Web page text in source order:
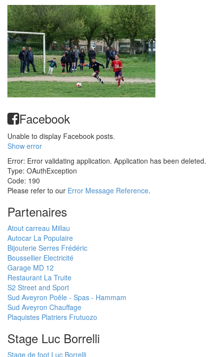
Facebook
Unable to display Facebook posts.
Show error
Error: Error validating application. Application has been deleted.
Type: OAuthException
Code: 190
Please refer to our Error Message Reference.
Partenaires
Atout carreau Millau
Autocar La Populaire
Bijouterie Serres Frédéric
Boussellier Electricité
Garage MD 12
Restaurant La Truite
S2 Street and Sport
Sud Aveyron Poêle - Spas - Hammam
Sud Aveyron Chauffage
Plaquistes Platriers Frutuozo
Stage Luc Borrelli
Stage de foot Luc Borrelli